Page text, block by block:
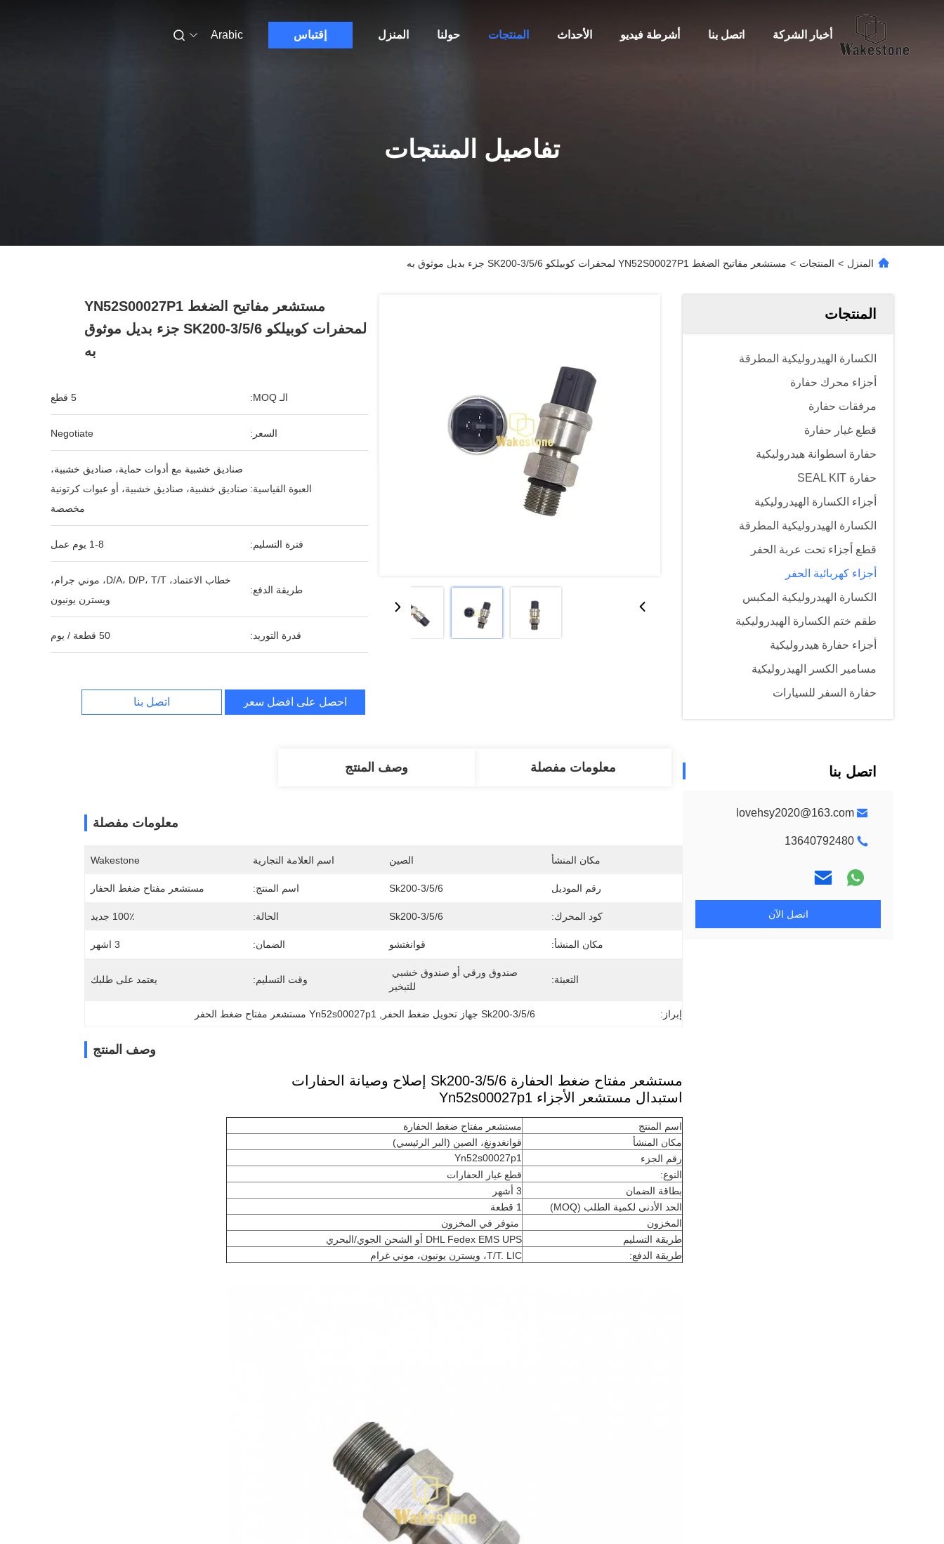
المنزل حولنا المنتجات الأحداث أشرطة فيديو اتصل بنا أخبار الشركة إقتباس Arabic
تفاصيل المنتجات
المنزل > المنتجات > مستشعر مفاتيح الضغط YN52S00027P1 لمحفرات كوبيلكو SK200-3/5/6 جزء بديل موثوق به
المنتجات
الكسارة الهيدروليكية المطرقة
أجزاء محرك حفارة
مرفقات حفارة
قطع غيار حفارة
حفارة اسطوانة هيدروليكية
حفارة SEAL KIT
أجزاء الكسارة الهيدروليكية
الكسارة الهيدروليكية المطرقة
قطع أجزاء تحت عربة الحفر
أجزاء كهربائية الحفر
الكسارة الهيدروليكية المكبس
طقم ختم الكسارة الهيدروليكية
أجزاء حفارة هيدروليكية
مسامير الكسر الهيدروليكية
حفارة السفر للسيارات
اتصل بنا
lovehsy2020@163.com
13640792480
اتصل الآن
مستشعر مفاتيح الضغط YN52S00027P1
لمحفرات كوبيلكو SK200-3/5/6 جزء بديل موثوق
به
الـ MOQ: 5 قطع
السعر: Negotiate
العبوة القياسية:
صناديق خشبية مع أدوات حماية، صناديق خشبية،
صناديق خشبية، صناديق خشبية، أو عبوات كرتونية
مخصصة
فترة التسليم: 1-8 يوم عمل
طريقة الدفع:
خطاب الاعتماد، D/A، D/P، T/T، موني جرام،
ويسترن يونيون
قدرة التوريد: 50 قطعة / يوم
احصل على أفضل سعر اتصل بنا
معلومات مفصلة وصف المنتج
معلومات مفصلة
مكان المنشأ الصين اسم العلامة التجارية Wakestone
رقم الموديل Sk200-3/5/6 اسم المنتج: مستشعر مفتاح ضغط الحفار
كود المحرك: Sk200-3/5/6 الحالة: 100٪ جديد
مكان المنشأ: قوانغتشو الضمان: 3 اشهر
التعبئة:
للتبخير
وقت التسليم: يعتمد على طلبك
إبراز: Sk200-3/5/6 جهاز تحويل ضغط الحفر Yn52s00027p1 مستشعر مفتاح ضغط الحفر
وصف المنتج
مستشعر مفتاح ضغط الحفارة Sk200-3/5/6 إصلاح وصيانة الحفارات
استبدال مستشعر الأجزاء Yn52s00027p1
اسم المنتج
مستشعر مفتاح ضغط الحفارة
مكان المنشأ
قوانغدونغ، الصين (البر الرئيسي)
رقم الجزء
Yn52s00027p1
النوع:
قطع غيار الحفارات
بطاقة الضمان
3 أشهر
الحد الأدنى لكمية الطلب (MOQ)
1 قطعة
المخزون
متوفر في المخزون
طريقة التسليم
DHL Fedex EMS UPS أو الشحن الجوي/البحري
طريقة الدفع:
T/T. LIC، ويسترن يونيون، موني غرام